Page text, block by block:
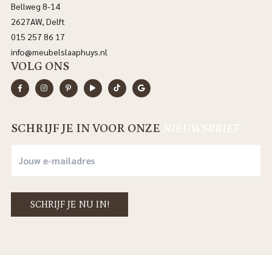
Bellweg 8-14
2627AW, Delft
015 257 86 17
info@meubelslaaphuys.nl
VOLG ONS
SCHRIJF JE IN VOOR ONZE NIEUWSBRIEF